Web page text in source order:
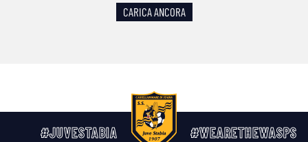
CARICA ANCORA
#JUVESTABIA #WEARETHEWASPS